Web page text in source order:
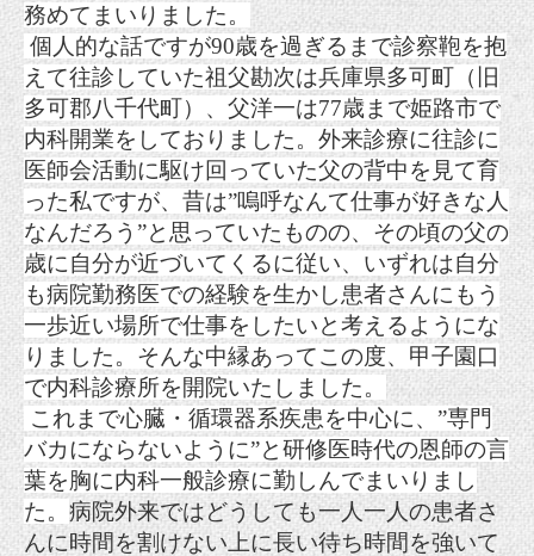
務めてまいりました。
個人的な話ですが90歳を過ぎるまで診察鞄を抱
えて往診していた祖父勘次は兵庫県多可町（旧
多可郡八千代町）、父洋一は77歳まで姫路市で
内科開業をしておりました。外来診療に往診に
医師会活動に駆け回っていた父の背中を見て育
った私ですが、昔は”嗚呼なんて仕事が好きな人
なんだろう”と思っていたものの、その頃の父の
歳に自分が近づいてくるに従い、 いずれは自分
も病院勤務医での経験を生かし患者さんにもう
一歩近い場所で仕事をしたいと考えるようにな
りました。そんな中縁あってこの度、甲子園口
で内科診療所を開院いたしました。
これまで心臓・循環器系疾患を中心に、”専門
バカにならないように”と研修医時代の恩師の言
葉を胸に内科一般診療に勤しんでまいりまし
た。 病院外来ではどうしても一人一人の患者さ
んに時間を割けない上に長い待ち時間を強いて